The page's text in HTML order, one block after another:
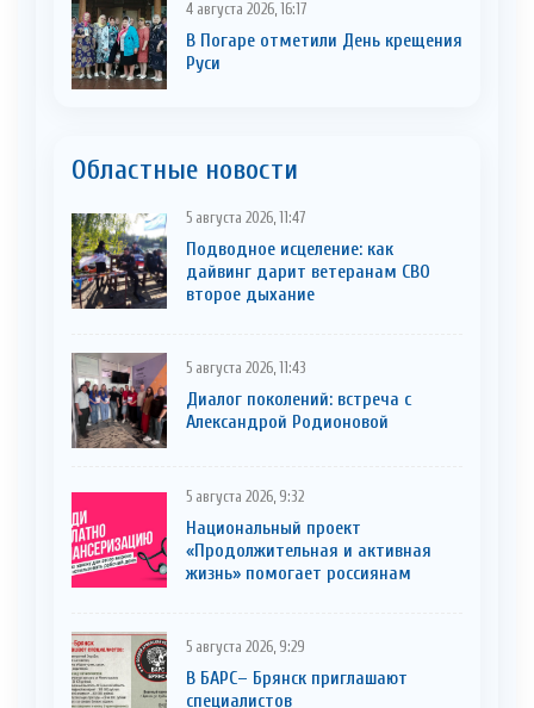
4 августа 2026, 16:17
В Погаре отметили День крещения
Руси
Областные новости
5 августа 2026, 11:47
Подводное исцеление: как
дайвинг дарит ветеранам СВО
второе дыхание
5 августа 2026, 11:43
Диалог поколений: встреча с
Александрой Родионовой
5 августа 2026, 9:32
Национальный проект
«Продолжительная и активная
жизнь» помогает россиянам
5 августа 2026, 9:29
В БАРС– Брянcк приглaшают
cпециaлистoв